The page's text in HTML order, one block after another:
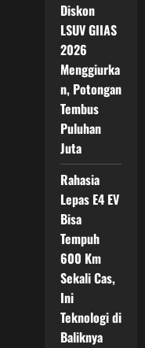
Diskon
LSUV GIIAS
2026
Menggiurka
n, Potongan
Tembus
Puluhan
Juta
Rahasia
Lepas E4 EV
Bisa
Tempuh
600 Km
Sekali Cas,
Ini
Teknologi di
Baliknya